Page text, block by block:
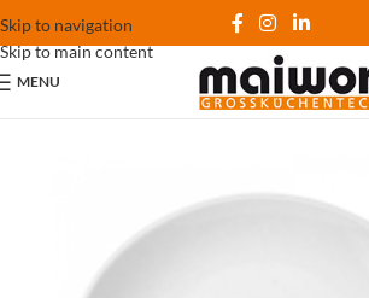
Skip to navigation
Skip to main content
MENU